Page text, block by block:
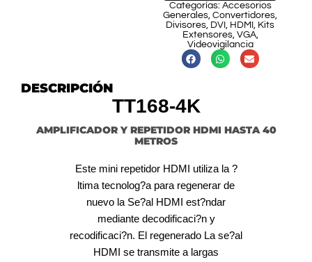
Categorías: Accesorios
Generales, Convertidores,
Divisores, DVI , HDMI , Kits
Extensores, VGA,
Videovigilancia
DESCRIPCIÓN
TT168-4K
AMPLIFICADOR Y REPETIDOR HDMI HASTA 40
METROS
Este mini repetidor HDMI utiliza la ?
ltima tecnolog?a para regenerar de
nuevo la Se?al HDMI est?ndar
mediante decodificaci?n y
recodificaci?n. El regenerado La se?al
HDMI se transmite a largas